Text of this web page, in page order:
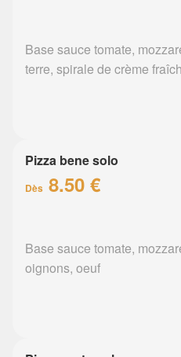
Base sauce tomate,
terre, spirale de crème
Pizza bene solo
Dès 8.50 €
Base sauce tomate,
oignons, oeuf